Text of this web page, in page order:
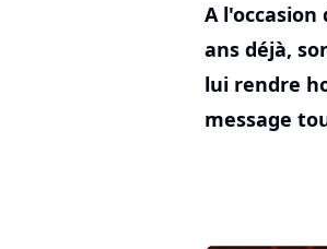
A
ans déjà,
lui rendre
message